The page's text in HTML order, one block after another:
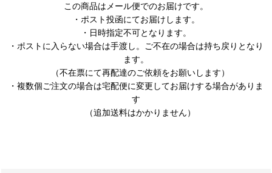
この商品はメール便でのお届けです。
・ポスト投函にてお届けします。
・日時指定不可となります。
・ポストに入らない場合は手渡し。ご不在の場合は持ち戻りとなり
ます。
（不在票にて再配達のご依頼をお願いします）
・複数個ご注文の場合は宅配便に変更してお届けする場合がありま
す
（追加送料はかかりません）